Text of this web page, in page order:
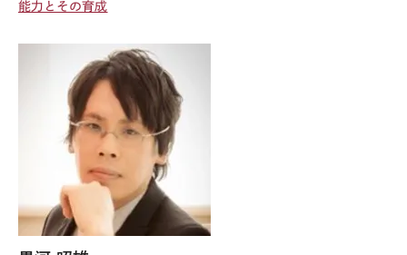
能力とその育成